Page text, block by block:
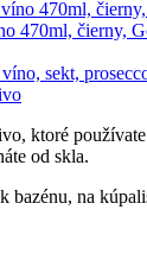
470ml, čierny,
ktoré
od skla.
bazénu, na